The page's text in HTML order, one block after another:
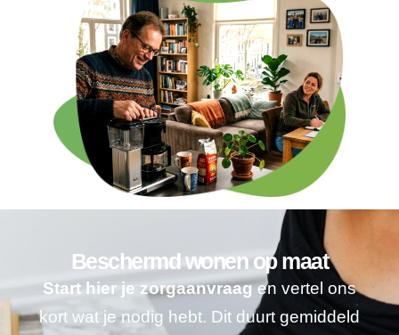
Beschermd wonen op maat
Start hier je zorgaanvraagen vertel ons
kort wat je nodig hebt. Dit duurt gemiddeld